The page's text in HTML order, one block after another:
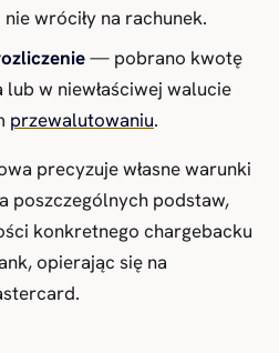
wróciły na rachunek.
— pobrano kwotę
lub w niewłaściwej walucie
przewalutowaniu.
precyzuje własne warunki
poszczególnych podstaw,
konkretnego chargebacku
opierając się na